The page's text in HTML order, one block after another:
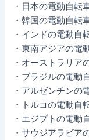
・日本の電動自転
・韓国の電動自転
・インドの電動自
・東南アジアの電
・オーストラリア
・ブラジルの電動
・アルゼンチンの
・トルコの電動自
・エジプトの電動
・サウジアラビア